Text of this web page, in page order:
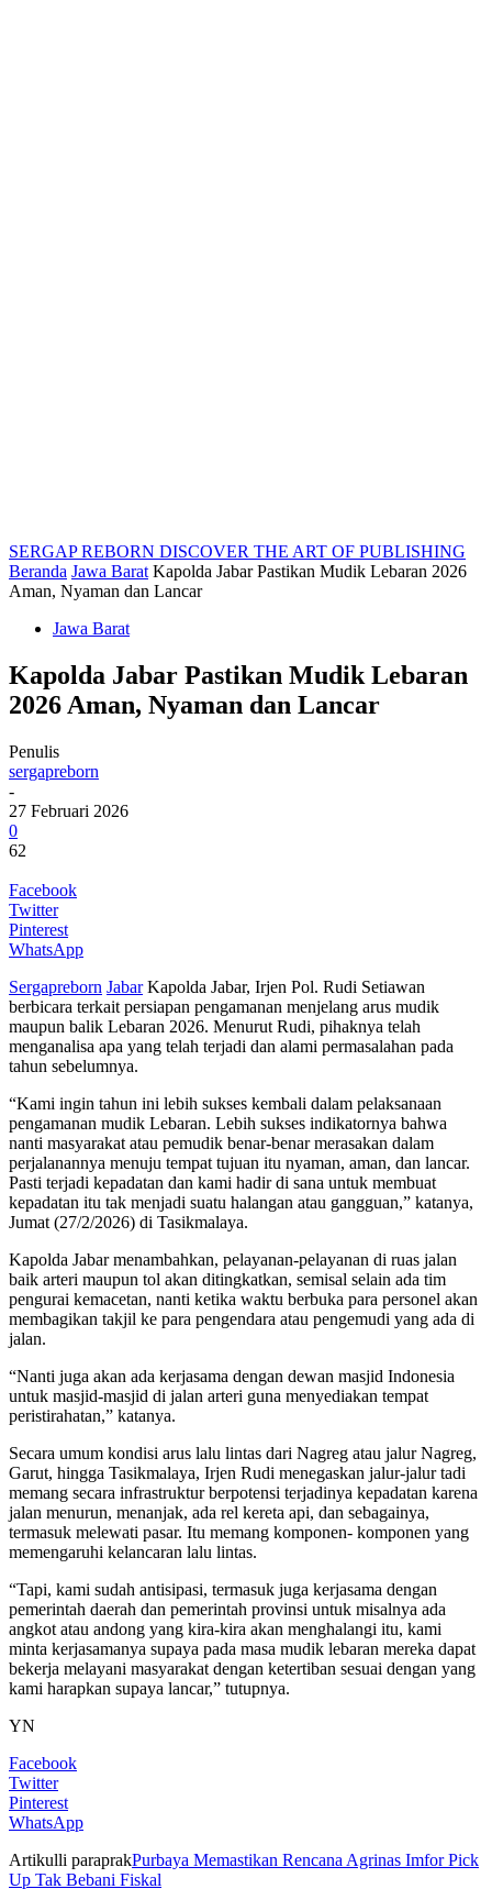
SERGAP REBORN DISCOVER THE ART OF PUBLISHING
Beranda Jawa Barat Kapolda Jabar Pastikan Mudik Lebaran 2026
Aman, Nyaman dan Lancar
Jawa Barat
Kapolda Jabar Pastikan Mudik Lebaran
2026 Aman, Nyaman dan Lancar
Penulis
sergapreborn
-
27 Februari 2026
0
62
Facebook
Twitter
Pinterest
WhatsApp
Sergapreborn JabarKapolda Jabar, Irjen Pol. Rudi Setiawan
berbicara terkait persiapan pengamanan menjelang arus mudik
maupun balik Lebaran 2026. Menurut Rudi, pihaknya telah
menganalisa apa yang telah terjadi dan alami permasalahan pada
tahun sebelumnya.
“Kami ingin tahun ini lebih sukses kembali dalam pelaksanaan
pengamanan mudik Lebaran. Lebih sukses indikatornya bahwa
nanti masyarakat atau pemudik benar-benar merasakan dalam
perjalanannya menuju tempat tujuan itu nyaman, aman, dan lancar.
Pasti terjadi kepadatan dan kami hadir di sana untuk membuat
kepadatan itu tak menjadi suatu halangan atau gangguan,” katanya,
Jumat (27/2/2026) di Tasikmalaya.
Kapolda Jabar menambahkan, pelayanan-pelayanan di ruas jalan
baik arteri maupun tol akan ditingkatkan, semisal selain ada tim
pengurai kemacetan, nanti ketika waktu berbuka para personel akan
membagikan takjil ke para pengendara atau pengemudi yang ada di
jalan.
“Nanti juga akan ada kerjasama dengan dewan masjid Indonesia
untuk masjid-masjid di jalan arteri guna menyediakan tempat
peristirahatan,” katanya.
Secara umum kondisi arus lalu lintas dari Nagreg atau jalur Nagreg,
Garut, hingga Tasikmalaya, Irjen Rudi menegaskan jalur-jalur tadi
memang secara infrastruktur berpotensi terjadinya kepadatan karena
jalan menurun, menanjak, ada rel kereta api, dan sebagainya,
termasuk melewati pasar. Itu memang komponen- komponen yang
memengaruhi kelancaran lalu lintas.
“Tapi, kami sudah antisipasi, termasuk juga kerjasama dengan
pemerintah daerah dan pemerintah provinsi untuk misalnya ada
angkot atau andong yang kira-kira akan menghalangi itu, kami
minta kerjasamanya supaya pada masa mudik lebaran mereka dapat
bekerja melayani masyarakat dengan ketertiban sesuai dengan yang
kami harapkan supaya lancar,” tutupnya.
YN
Facebook
Twitter
Pinterest
WhatsApp
Artikulli paraprakPurbaya Memastikan Rencana Agrinas Imfor Pick
Up Tak Bebani Fiskal